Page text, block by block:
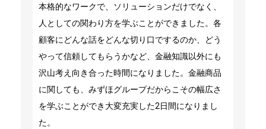
本格的なワークで、ソリューションだけでなく、
人としての関わり方を学ぶことができました。各
顧客にどんな話をどんな切り口でするのか、どう
やって信頼してもらうかなど、金融知識以外にも
沢山考え向き合った時間になりました。金融商品
に関しても、みずほグループだからこその幅広さ
を学ぶことができ大変充実した2日間になりまし
た。